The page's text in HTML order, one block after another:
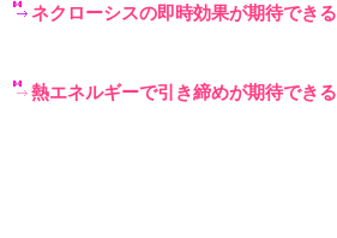
ネクローシスの即時効果が期待できる
熱エネルギーで引き締めが期待できる